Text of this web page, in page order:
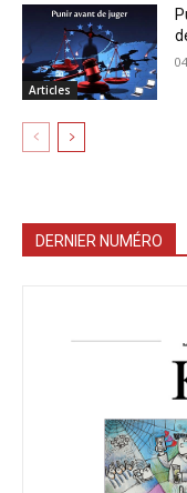
Articles
DERNIER NUMÉRO